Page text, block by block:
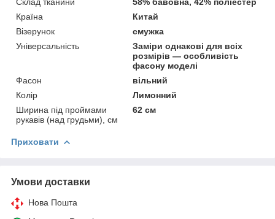
Країна
Китай
Візерунок
смужка
Універсальність
Заміри однакові для всіх
розмірів — особливість
фасону моделі
Фасон
вільний
Колір
Лимонний
Ширина під проймами
рукавів (над грудьми), см
62 см
Приховати
Умови доставки
Нова Пошта